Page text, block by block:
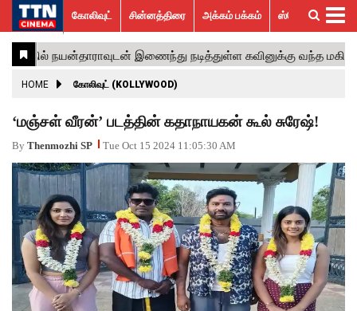
கோலிவுட்
சின்னத்திரை
பாலிவுட்
ஹாலிவுட்
அக்கம்
பக்கம்
ஸ்பெஷல்
ஸ்டோரீஸ்
விமர்சனம்
GALLERY
ACTRESS
ACTORS
MOVIESTILLS
EVENTS
VIDEOS
What’s
Hot
Trending
News
கோலிவுட் சின்னத்திரை அக்கம் பக்கம் ஸ்பெஷல் ஸ்டோரீஸ்
HOME கோலிவுட் (KOLLYWOOD)
‘மஞ்சள் வீரன்’ படத்தின் கதாநாயகன் கூல் சுரேஷ்!
By Thenmozhi SP Tue Oct 15 2024 11:05:30 AM